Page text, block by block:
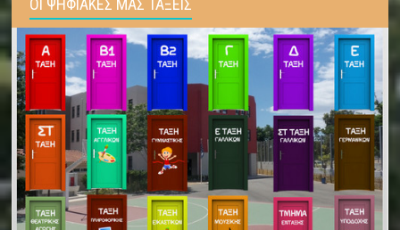
ΟΙ ΨΗΦΙΑΚΕΣ ΜΑΣ ΤΑΞΕΙΣ